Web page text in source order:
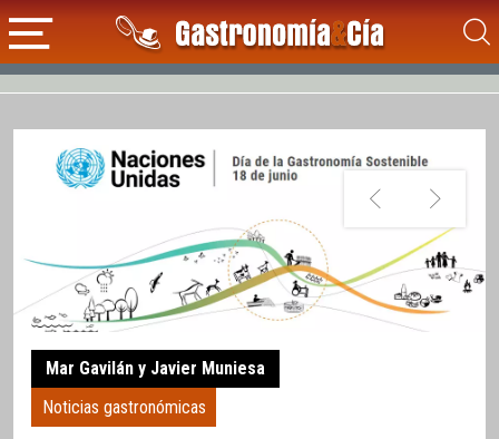
Mar Gavilán y Javier Muniesa
Noticias gastronómicas